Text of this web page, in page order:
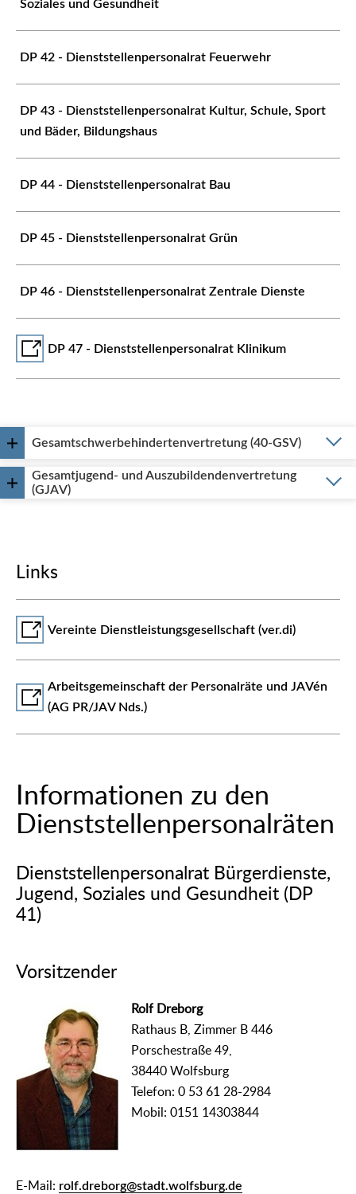
Soziales und Gesundheit
DP 42 - Dienststellenpersonalrat Feuerwehr
DP 43 - Dienststellenpersonalrat Kultur, Schule, Sport
und Bäder, Bildungshaus
DP 44 - Dienststellenpersonalrat Bau
DP 45 - Dienststellenpersonalrat Grün
DP 46 - Dienststellenpersonalrat Zentrale Dienste
DP 47 - Dienststellenpersonalrat Klinikum
Gesamtschwerbehindertenvertretung (40-GSV)
Gesamtjugend- und Auszubildendenvertretung
(GJAV)
Links
Vereinte Dienstleistungsgesellschaft (ver.di)
Arbeitsgemeinschaft der Personalräte und JAVén
(AG PR/JAV Nds.)
Informationen zu den
Dienststellenpersonalräten
Dienststellenpersonalrat Bürgerdienste,
Jugend, Soziales und Gesundheit (DP
41)
Vorsitzender
Rolf Dreborg
Rathaus B, Zimmer B 446
Porschestraße 49,
38440 Wolfsburg
Telefon: 0 53 61 28-2984
Mobil: 0151 14303844
E-Mail: rolf.dreborg@stadt.wolfsburg.de